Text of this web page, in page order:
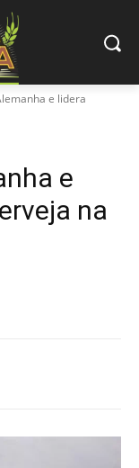
e lidera
e
na